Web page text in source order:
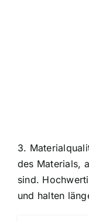
3.
des Materials,
sind.
und halten